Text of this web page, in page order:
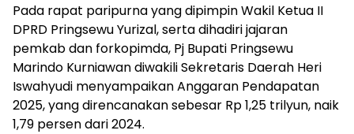
Pada rapat paripurna yang dipimpin Wakil Ketua II
DPRD Pringsewu Yurizal, serta dihadiri jajaran
pemkab dan forkopimda, Pj Bupati Pringsewu
Marindo Kurniawan diwakili Sekretaris Daerah Heri
Iswahyudi menyampaikan Anggaran Pendapatan
2025, yang direncanakan sebesar Rp 1,25 trilyun, naik
1,79 persen dari 2024.